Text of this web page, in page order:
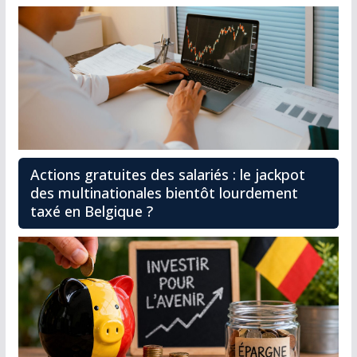
Actions gratuites des salariés : le jackpot
des multinationales bientôt lourdement
taxé en Belgique ?